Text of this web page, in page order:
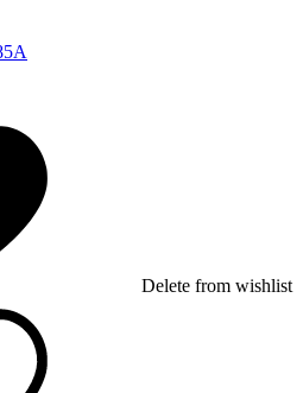
Delete from wishlist